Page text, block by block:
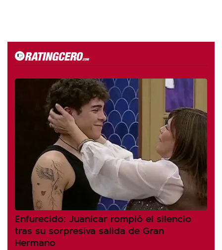
Enfurecido: Juanicar rompió el silencio
tras su sorpresiva salida de Gran
Hermano